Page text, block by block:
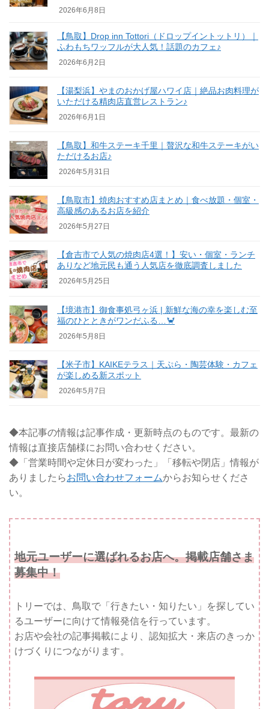
2026年6月8日
【鳥取】Drop inn Tottori（ドロップイントットリ）｜
ふわもちワッフルが大人気！話題のカフェ♪
2026年6月2日
【湯梨浜】やまのおかげ屋ハワイ店｜絶品お肉料理が
いただける精肉店直営レストラン♪
2026年6月1日
【鳥取】和牛ステーキ千里｜贅沢な和牛ステーキがい
ただけるお店♪
2026年5月31日
【鳥取市】焼肉おすすめ店まとめ｜食べ放題・個室・
高級感のあるお店を紹介
2026年5月27日
【倉吉市で人気の焼肉店4選！】安い・個室・ランチ
ありなど地元民も通う人気店を徹底調査しました
2026年5月25日
【境港市】御食事処弓ヶ浜 | 新鮮な海の幸を楽しむ至
福のひとときがワンだふる…🦀
2026年5月8日
【米子市】KAIKEテラス｜天ぷら・陶芸体験・カフェ
が楽しめる新スポット
2026年5月7日
◆本記事の情報は記事作成・更新時点のものです。最新の
情報は直接店舗様にお問い合わせください。
◆「営業時間や定休日が変わった」「移転や閉店」情報が
ありましたらお問い合わせフォームからお知らせくださ
い。
地元ユーザーに選ばれるお店へ。掲載店舗さま
募集中！
トリーでは、鳥取で「行きたい・知りたい」を探してい
るユーザーに向けて情報発信を行っています。
お店や会社の記事掲載により、認知拡大・来店のきっか
けづくりにつながります。